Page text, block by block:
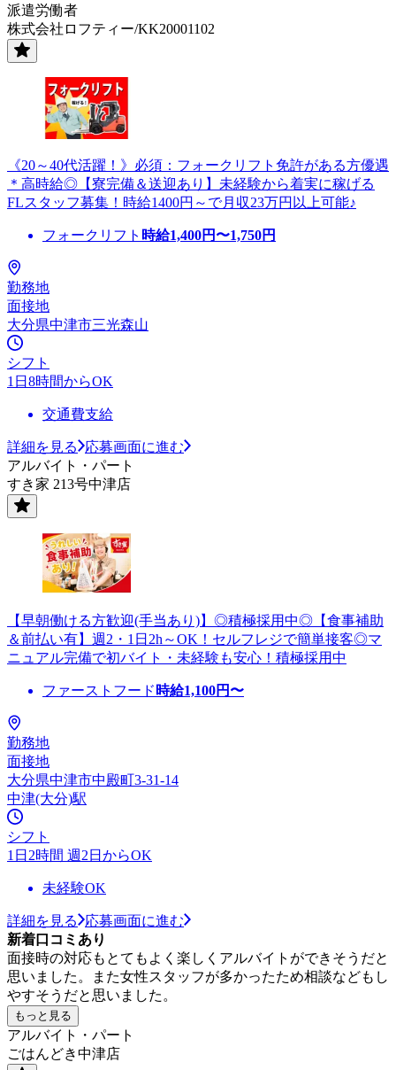
派遣労働者
株式会社ロフティー/KK20001102
《20～40代活躍！》必須：フォークリフト免許がある方優遇
＊高時給◎【寮完備＆送迎あり】未経験から着実に稼げる
FLスタッフ募集！時給1400円～で月収23万円以上可能♪
フォークリフト 時給1,400円〜1,750円
勤務地
面接地
大分県中津市三光森山
シフト
1日8時間からOK
交通費支給
詳細を見る
応募画面に進む
アルバイト・パート
すき家 213号中津店
【早朝働ける方歓迎(手当あり)】◎積極採用中◎【食事補助
＆前払い有】週2・1日2h～OK！セルフレジで簡単接客◎マ
ニュアル完備で初バイト・未経験も安心！積極採用中
ファーストフード 時給1,100円〜
勤務地
面接地
大分県中津市中殿町3-31-14
中津(大分)駅
シフト
1日2時間 週2日からOK
未経験OK
詳細を見る
応募画面に進む
新着口コミあり
面接時の対応もとてもよく楽しくアルバイトができそうだと
思いました。また女性スタッフが多かったため相談などもし
やすそうだと思いました。
もっと見る
アルバイト・パート
ごはんどき中津店